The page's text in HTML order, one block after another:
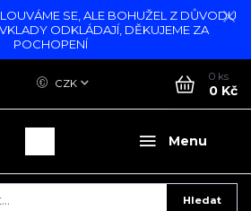
SE, ALE BOHUŽEL Z DŮVODU
ODKLÁDAJÍ, DĚKUJEME ZA
POCHOPENÍ
Menu
CZK
Hledat
0 ks
0 Kč